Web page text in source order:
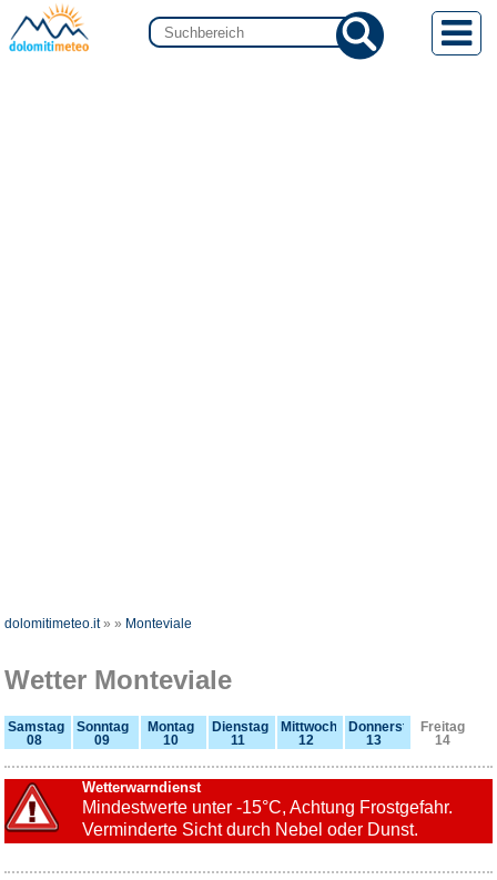
dolomitimeteo.it»» Monteviale
Wetter Monteviale
Samstag
08
Sonntag
09
Montag
10
Dienstag
11
Mittwoch
12
Donnerstag
13
Freitag
14
Wetterwarndienst
Mindestwerte unter -15°C, Achtung Frostgefahr.
Verminderte Sicht durch Nebel oder Dunst.